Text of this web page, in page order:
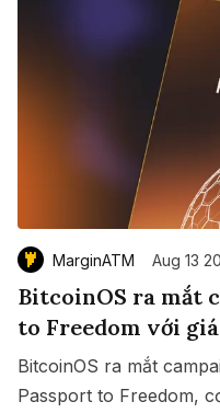
MarginATM Aug 13
BitcoinOS ra mắt
to Freedom với
BitcoinOS ra mắt
Passport to Freedom,